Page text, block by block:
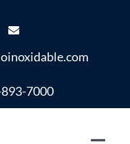
7000